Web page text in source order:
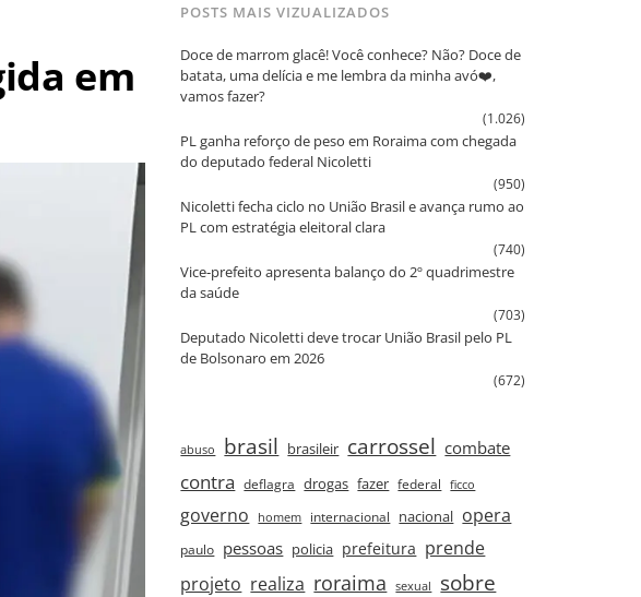
em
POSTS MAIS VIZUALIZADOS
Doce de marrom glacê! Você conhece? Não? Doce de
batata, uma delícia e me lembra da minha avó❤️,
vamos fazer?
(1.026)
PL ganha reforço de peso em Roraima com chegada
do deputado federal Nicoletti
(950)
Nicoletti fecha ciclo no União Brasil e avança rumo ao
PL com estratégia eleitoral clara
(740)
Vice‑prefeito apresenta balanço do 2º quadrimestre
da saúde
(703)
Deputado Nicoletti deve trocar União Brasil pelo PL
de Bolsonaro em 2026
(672)
abuso brasil brasileir carrossel combate
contra deflagra drogas fazer federal ficco
governo homem internacional nacional opera
paulo pessoas policia prefeitura prende
projeto realiza roraima sexual sobre